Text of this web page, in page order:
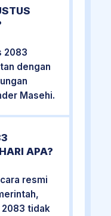
2083
dengan
Masehi.
APA?
resmi
tidak